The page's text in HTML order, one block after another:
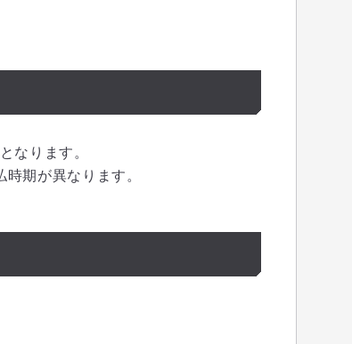
なります。
期が異なります。